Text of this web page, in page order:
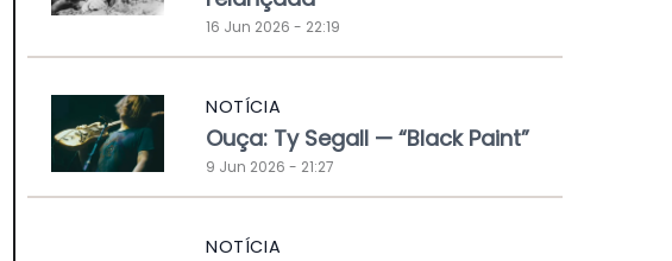
16 Jun 2026 - 22:19
NOTÍCIA
Ouça: Ty Segall — “Black Paint”
9 Jun 2026 - 21:27
NOTÍCIA